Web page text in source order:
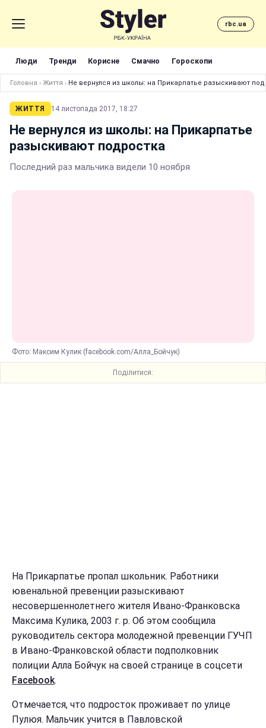
rbc.ua
Люди Тренди Корисне Смачно Гороскопи
Головна › Життя › Не вернулся из школы: на Прикарпатье разыскивают
ЖИТТЯ 14 листопада 2017, 18:27
Не вернулся из школы: на Прикарпатье
разыскивают подростка
Последний раз мальчика видели 10 ноября
Фото: Максим Кулик (facebook.com/Алла_Бойчук)
Поділитися:
На Прикарпатье пропал школьник. Работники
ювенальной превенции разыскивают
несовершеннолетнего жителя Ивано-Франковска
Максима Кулика, 2003 г. р. Об этом сообщила
руководитель сектора молодежной превенции ГУЧП
в Ивано-Франковской области подполковник
полиции Алла Бойчук на своей странице в соцсети
Facebook.
Отмечается, что подросток проживает по улице
Пулюя. Мальчик учится в Павловской